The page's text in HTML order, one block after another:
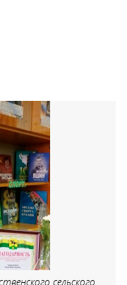
сельского